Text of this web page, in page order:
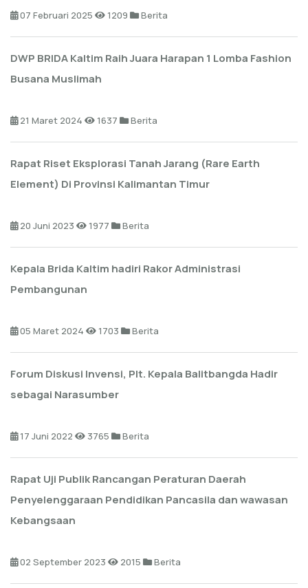
07 Februari 2025 1209 Berita
DWP BRIDA Kaltim Raih Juara Harapan 1 Lomba Fashion
Busana Muslimah
21 Maret 2024 1637 Berita
Rapat Riset Eksplorasi Tanah Jarang (Rare Earth
Element) Di Provinsi Kalimantan Timur
20 Juni 2023 1977 Berita
Kepala Brida Kaltim hadiri Rakor Administrasi
Pembangunan
05 Maret 2024 1703 Berita
Forum Diskusi Invensi, Plt. Kepala Balitbangda Hadir
sebagai Narasumber
17 Juni 2022 3765 Berita
Rapat Uji Publik Rancangan Peraturan Daerah
Penyelenggaraan Pendidikan Pancasila dan wawasan
Kebangsaan
02 September 2023 2015 Berita